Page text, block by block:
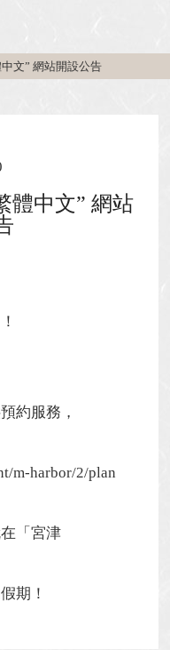
中文” 網站開設公告
體中文” 網站
約服務，
m-harbor/2/plan
「宮津
期！